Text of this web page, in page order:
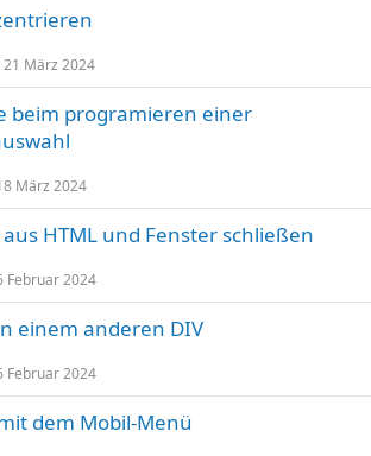
21 März 2024
beim programieren einer
März 2024
HTML und Fenster schließen
Februar 2024
einem anderen DIV
Februar 2024
dem Mobil-Menü